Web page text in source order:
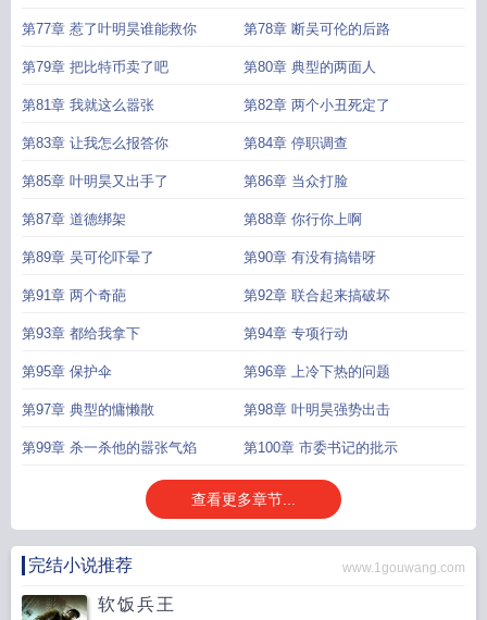
第77章 惹了叶明昊谁能救你 第78章 断吴可伦的后路
第79章 把比特币卖了吧 第80章 典型的两面人
第81章 我就这么嚣张 第82章 两个小丑死定了
第83章 让我怎么报答你 第84章 停职调查
第85章 叶明昊又出手了 第86章 当众打脸
第87章 道德绑架 第88章 你行你上啊
第89章 吴可伦吓晕了 第90章 有没有搞错呀
第91章 两个奇葩 第92章 联合起来搞破坏
第93章 都给我拿下 第94章 专项行动
第95章 保护伞 第96章 上冷下热的问题
第97章 典型的慵懒散 第98章 叶明昊强势出击
第99章 杀一杀他的嚣张气焰 第100章 市委书记的批示
查看更多章节...
完结小说推荐 www.1gouwang.com
软饭兵王